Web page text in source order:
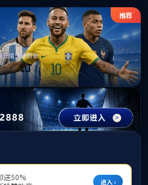
官网 - 中文
网站
您访问太过频繁，请输入验证码